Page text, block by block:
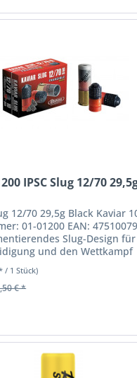
IPSC Slug 12/70
12/70 29,5g Black Kaviar
01-01200 EAN:
Slug-Design
und den Wettkampf
/ 1 Stück)
€ *